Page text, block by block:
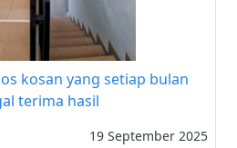
kosan yang setiap bulan
terima hasil
19 September 2025